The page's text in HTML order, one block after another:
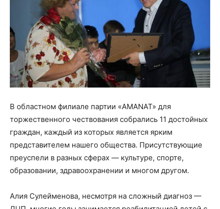
В областном филиале партии «AMANAT» для
торжественного чествования собрались 11 достойных
граждан, каждый из которых является ярким
представителем нашего общества. Присутствующие
преуспели в разных сферах — культуре, спорте,
образовании, здравоохранении и многом другом.
Алия Сулейменова, несмотря на сложный диагноз —